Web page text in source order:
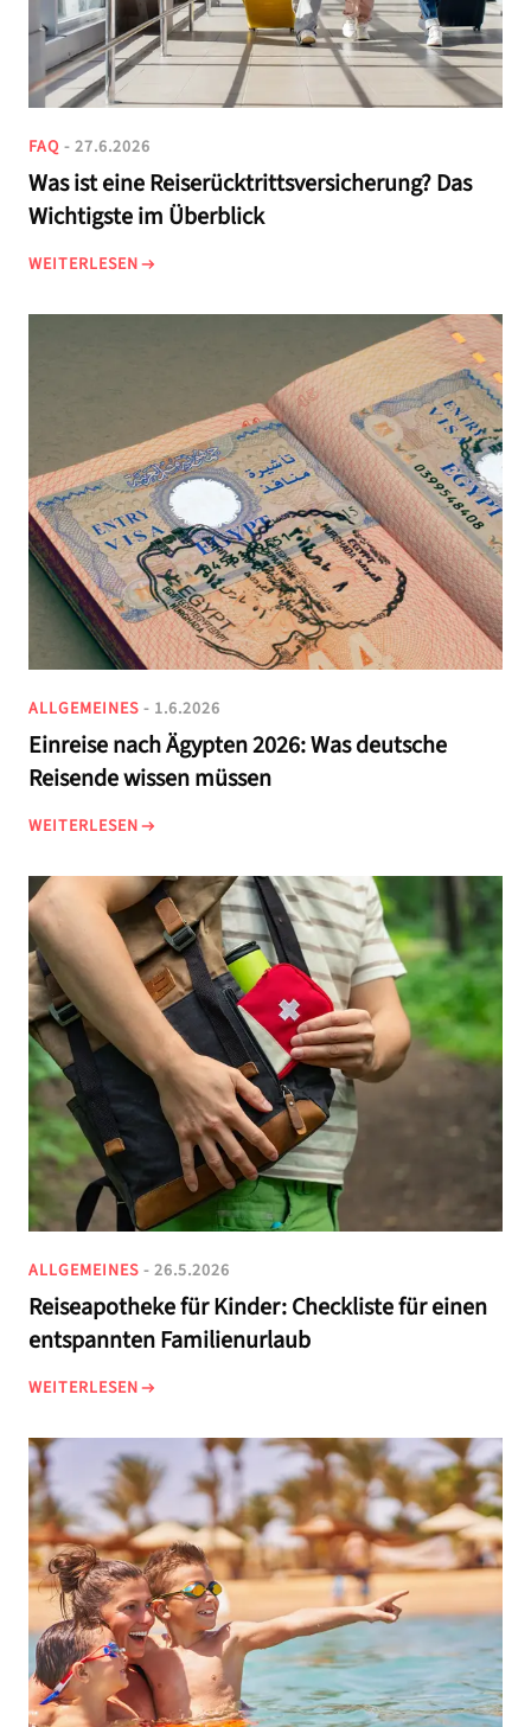
FAQ - 27.6.2026
Was ist eine Reiserücktrittsversicherung? Das
Wichtigste im Überblick
WEITERLESEN
ALLGEMEINES - 1.6.2026
Einreise nach Ägypten 2026: Was deutsche
Reisende wissen müssen
WEITERLESEN
ALLGEMEINES - 26.5.2026
Reiseapotheke für Kinder: Checkliste für einen
entspannten Familienurlaub
WEITERLESEN